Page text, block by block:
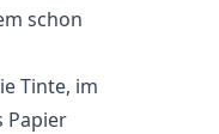
schon
Tinte, im
Papier